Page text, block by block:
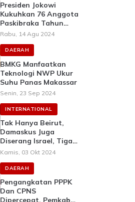
Presiden Jokowi
Kukuhkan 76 Anggota
Paskibraka Tahun
2024 Di Istana
Rabu, 14 Agu 2024
DAERAH
BMKG Manfaatkan
Teknologi NWP Ukur
Suhu Panas Makassar
Senin, 23 Sep 2024
INTERNATIONAL
Tak Hanya Beirut,
Damaskus Juga
Diserang Israel, Tiga
Warga Tewas
Kamis, 03 Okt 2024
DAERAH
Pengangkatan PPPK
Dan CPNS
Dipercepat, Pemkab